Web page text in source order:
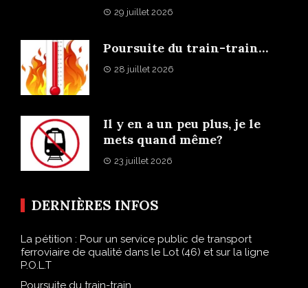
29 juillet 2026
Poursuite du train-train…
28 juillet 2026
Il y en a un peu plus, je le
mets quand même?
23 juillet 2026
DERNIÈRES INFOS
La pétition : Pour un service public de transport
ferroviaire de qualité dans le Lot (46) et sur la ligne
P.O.L.T
Poursuite du train-train…